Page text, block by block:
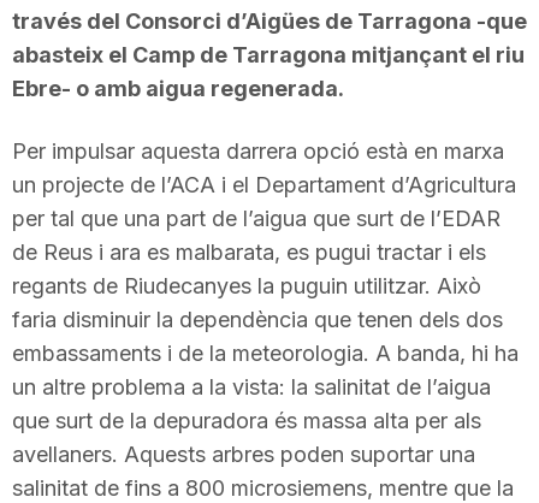
través del Consorci d’Aigües de Tarragona -que
abasteix el Camp de Tarragona mitjançant el riu
Ebre- o amb aigua regenerada.
Per impulsar aquesta darrera opció està en marxa
un projecte de l’ACA i el Departament d’Agricultura
per tal que una part de l’aigua que surt de l’EDAR
de Reus i ara es malbarata, es pugui tractar i els
regants de Riudecanyes la puguin utilitzar. Això
faria disminuir la dependència que tenen dels dos
embassaments i de la meteorologia. A banda, hi ha
un altre problema a la vista: la salinitat de l’aigua
que surt de la depuradora és massa alta per als
avellaners. Aquests arbres poden suportar una
salinitat de fins a 800 microsiemens, mentre que la